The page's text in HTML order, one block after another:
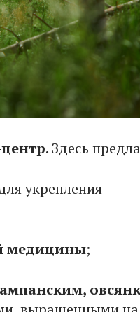
Здесь
укрепления
медицины;